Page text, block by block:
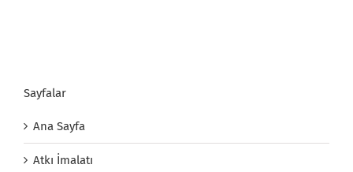
Sayfalar
Ana Sayfa
Atkı İmalatı